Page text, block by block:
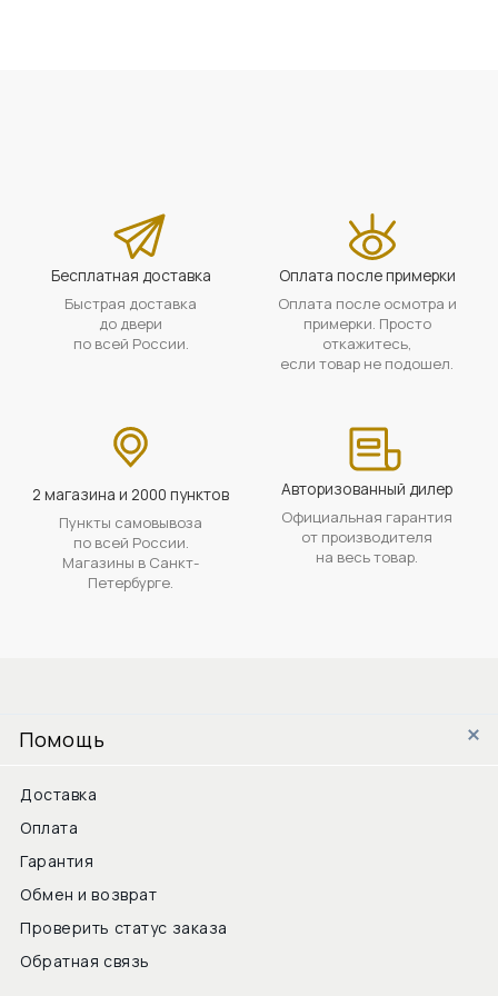
Бесплатная доставка
Быстрая доставка
до двери
по всей России.
Оплата после примерки
Оплата после осмотра и
примерки. Просто
откажитесь,
если товар не подошел.
2 магазина и 2000 пунктов
Пункты самовывоза
по всей России.
Магазины в Санкт-
Петербурге.
Авторизованный дилер
Официальная гарантия
от производителя
на весь товар.
Помощь
Доставка
Оплата
Гарантия
Обмен и возврат
Проверить статус заказа
Обратная связь